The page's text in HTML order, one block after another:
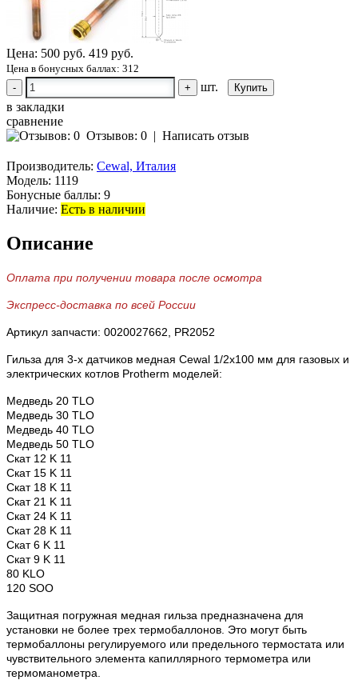
Цена: 500 руб. 419 руб.
Цена в бонусных баллах: 312
-
+
шт.
в закладки
сравнение
Отзывов: 0 | Написать отзыв
Производитель: Cewal, Италия
Модель: 1119
Бонусные баллы: 9
Наличие: Есть в наличии
Описание
Оплата при получении товара после осмотра
Экспресс-доставка по всей России
Артикул запчасти: 0020027662, PR2052
Гильза для 3-х датчиков медная Cewal 1/2x100 мм для газовых и
электрических котлов Protherm моделей:
Медведь 20 TLO
Медведь 30 TLO
Медведь 40 TLO
Медведь 50 TLO
Скат 12 K 11
Скат 15 K 11
Скат 18 K 11
Скат 21 K 11
Скат 24 K 11
Скат 28 K 11
Скат 6 K 11
Скат 9 K 11
80 KLO
120 SOO
Защитная погружная медная гильза предназначена для
установки не более трех термобаллонов. Это могут быть
термобаллоны регулируемого или предельного термостата или
чувствительного элемента капиллярного термометра или
термоманометра.